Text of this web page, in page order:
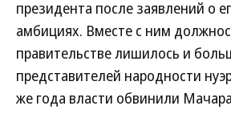
президента после заявлений о
амбициях. Вместе с ним
правительстве лишилось и
представителей народности
же года власти обвинили